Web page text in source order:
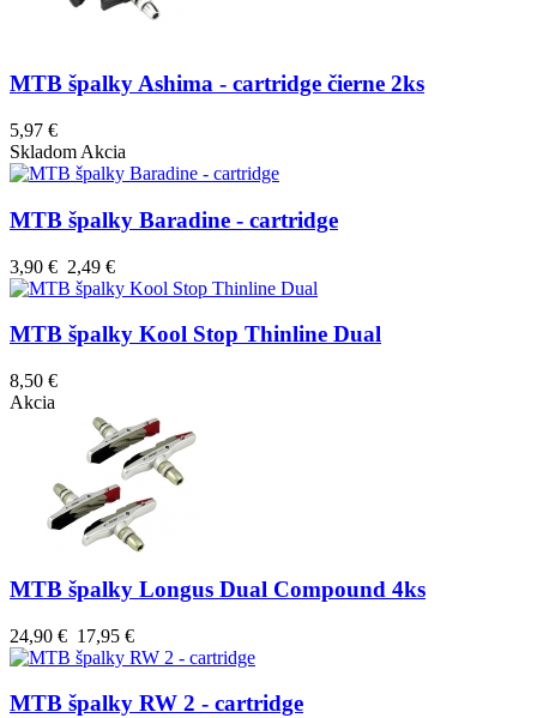
MTB špalky Ashima - cartridge čierne 2ks
5,97 €
Skladom Akcia
MTB špalky Baradine - cartridge
3,90 € 2,49 €
MTB špalky Kool Stop Thinline Dual
8,50 €
Akcia
MTB špalky Longus Dual Compound 4ks
24,90 € 17,95 €
MTB špalky RW 2 - cartridge